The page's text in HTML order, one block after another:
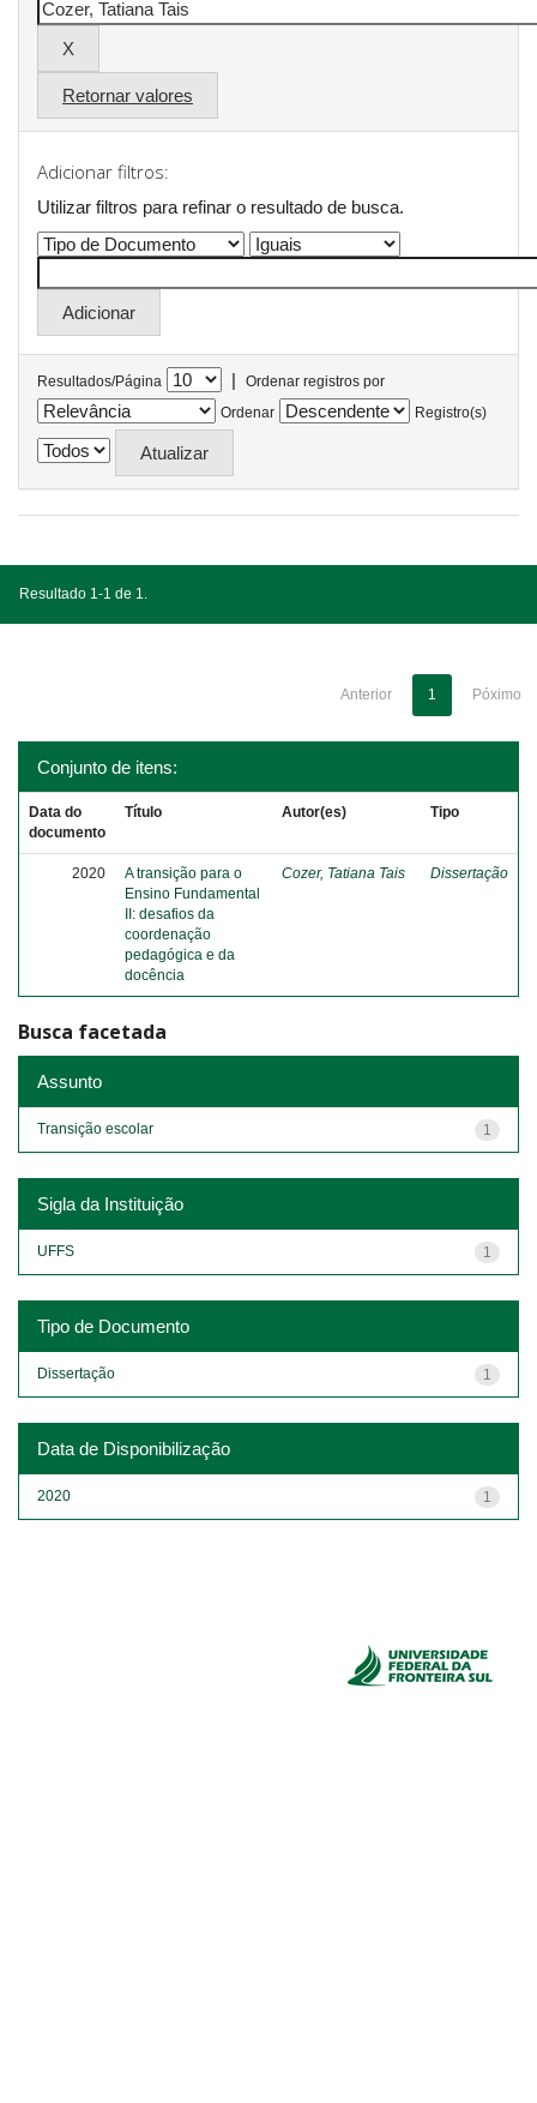
Retornar valores
Adicionar filtros:
Utilizar filtros para refinar o resultado de busca.
Resultados/Página |
Ordenar registros por
Ordenar
Registro(s)
Resultado 1-1 de 1.
Anterior 1 Póximo
Conjunto de itens:
Data do
documento
Título Autor(es) Tipo
2020
A transição para o
Ensino Fundamental
II: desafios da
coordenação
pedagógica e da
docência
Cozer, Tatiana Tais Dissertação
Busca facetada
Assunto
1
Transição escolar
Sigla da Instituição
1
UFFS
Tipo de Documento
1
Dissertação
Data de Disponibilização
1
2020